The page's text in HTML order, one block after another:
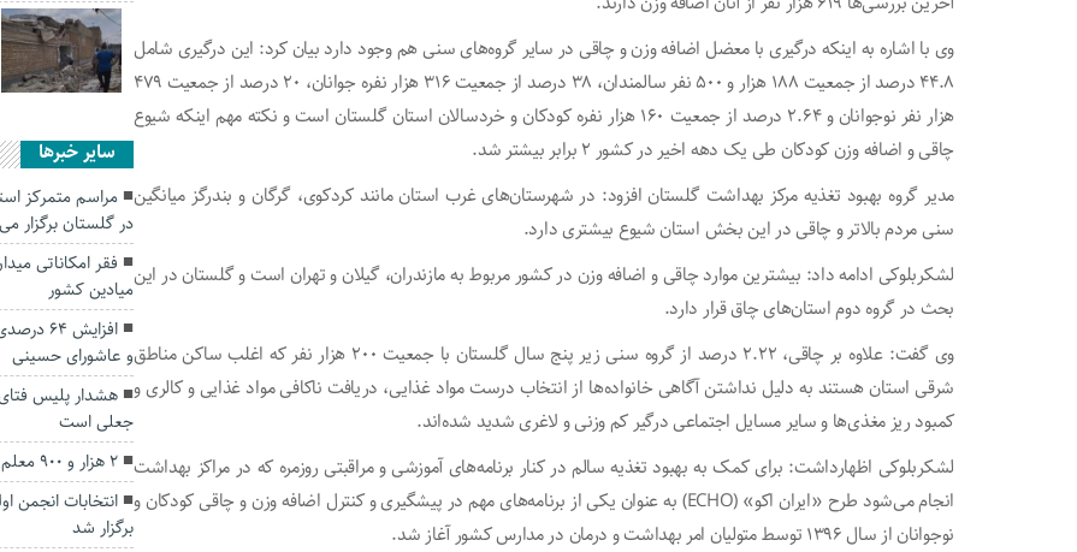
وی با اشاره به اینکه درگیری با معضل اضافه وزن و چاقی در سایر گروه‌های سنی هم وجود دارد بیان کرد: این درگیری شامل
۴۴.۸ درصد از جمعیت ۱۸۸ هزار و ۵۰۰ نفر سالمندان، ۳۸ درصد از جمعیت ۳۱۶ هزار نفره جوانان، ۲۰ درصد از جمعیت ۴۷۹
هزار نفر نوجوانان و ۲.۶۴ درصد از جمعیت ۱۶۰ هزار نفره کودکان و خردسالان استان گلستان است و نکته مهم اینکه شیوع
چاقی و اضافه وزن کودکان طی یک دهه اخیر در کشور ۲ برابر بیشتر شد.
مدیر گروه بهبود تغذیه مرکز بهداشت گلستان افزود: در شهرستان‌های غرب استان مانند کردکوی، گرگان و بندرگز میانگین
سنی مردم بالاتر و چاقی در این بخش استان شیوع بیشتری دارد.
لشکربلوکی ادامه داد: بیشترین موارد چاقی و اضافه وزن در کشور مربوط به مازندران، گیلان و تهران است و گلستان در این
بحث در گروه دوم استان‌های چاق قرار دارد.
وی گفت: علاوه بر چاقی، ۲.۲۲ درصد از گروه سنی زیر پنج سال گلستان با جمعیت ۲۰۰ هزار نفر که اغلب ساکن مناطق
شرقی استان هستند به دلیل نداشتن آگاهی خانواده‌ها از انتخاب درست مواد غذایی، دریافت ناکافی مواد غذایی و کالری و
کمبود ریز مغذی‌ها و سایر مسایل اجتماعی درگیر کم وزنی و لاغری شدید شده‌اند.
لشکربلوکی اظهارداشت: برای کمک به بهبود تغذیه سالم در کنار برنامه‌های آموزشی و مراقبتی روزمره که در مراکز بهداشت
انجام می‌شود طرح «ایران اکو» (ECHO) به عنوان یکی از برنامه‌های مهم در پیشگیری و کنترل اضافه وزن و چاقی کودکان و
نوجوانان از سال ۱۳۹۶ توسط متولیان امر بهداشت و درمان در مدارس کشور آغاز شد.
سایر خبرها
مراسم متمرکز
در گلستان برگزار
فقر امکاناتی
میادین کشور
و عاشورای حسینی
هشدار پلیس
جعلی است
۲ هزار و ۹۰۰ معلم در کشور، نمونه اعلام شدند
انتخابات انجمن
برگزار شد